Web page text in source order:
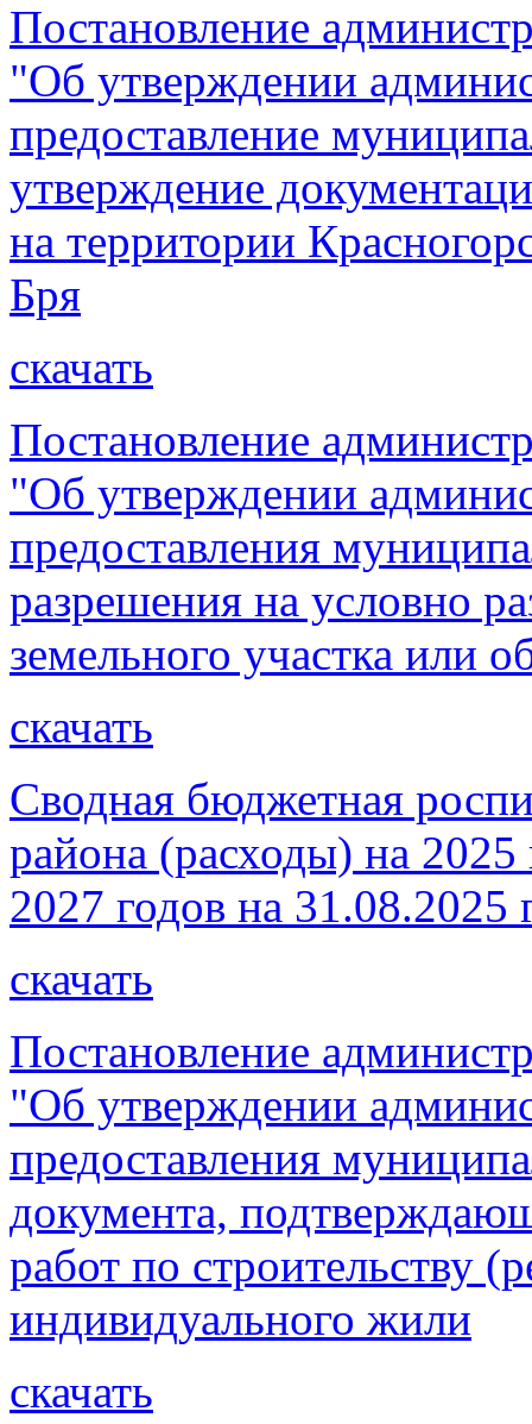
Постановление
"Об утверждении
предоставление
утверждение
на территории
Бря
скачать
Постановление
"Об утверждении
предоставления
разрешения на условно
земельного участка или
скачать
Сводная бюджетная
района (расходы) на
2027 годов на 31.08.2025
скачать
Постановление
"Об утверждении
предоставления
документа,
работ по строительству
индивидуального жили
скачать